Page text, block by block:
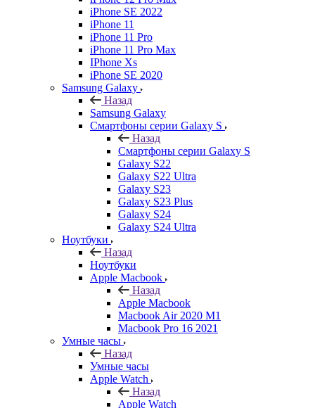
iPhone SE 2022
iPhone 11
iPhone 11 Pro
iPhone 11 Pro Max
IPhone Xs
iPhone SE 2020
Samsung Galaxy
Назад
Samsung Galaxy
Смартфоны серии Galaxy S
Назад
Смартфоны серии Galaxy S
Galaxy S22
Galaxy S22 Ultra
Galaxy S23
Galaxy S23 Plus
Galaxy S24
Galaxy S24 Ultra
Ноутбуки
Назад
Ноутбуки
Apple Macbook
Назад
Apple Macbook
Macbook Air 2020 M1
Macbook Pro 16 2021
Умные часы
Назад
Умные часы
Apple Watch
Назад
Apple Watch